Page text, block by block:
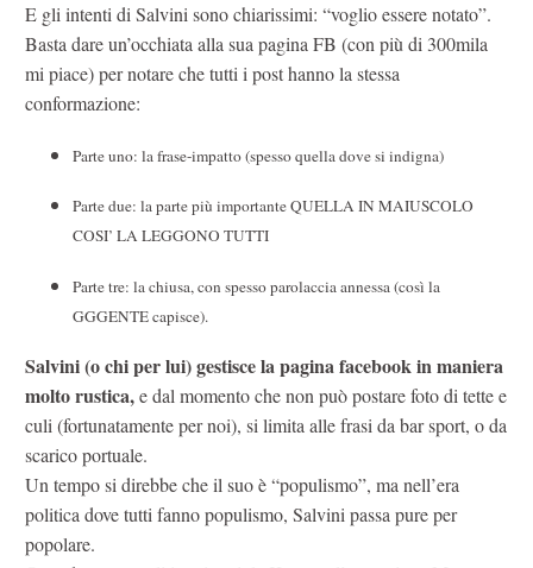
E gli intenti di Salvini sono chiarissimi: “voglio essere notato”.
Basta dare un’occhiata alla sua pagina FB (con più di 300mila
mi piace) per notare che tutti i post hanno la stessa
conformazione:
Parte uno: la frase-impatto (spesso quella dove si indigna)
Parte due: la parte più importante QUELLA IN MAIUSCOLO
COSI’ LA LEGGONO TUTTI
Parte tre: la chiusa, con spesso parolaccia annessa (così la
GGGENTE capisce).
Salvini (o chi per lui) gestisce la pagina facebook in maniera
molto rustica,e dal momento che non può postare foto di tette e
culi (fortunatamente per noi), si limita alle frasi da bar sport, o da
scarico portuale.
Un tempo si direbbe che il suo è “populismo”, ma nell’era
politica dove tutti fanno populismo, Salvini passa pure per
popolare.